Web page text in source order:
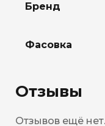
Бренд
Фасовка
Отзывы
Отзывов ещё